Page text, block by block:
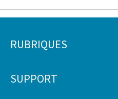
Pied
page
RUBRIQUES
SUPPORT